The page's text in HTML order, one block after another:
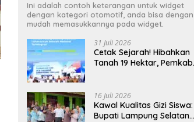
Ini adalah contoh keterangan untuk widget
dengan kategori otomotif, anda bisa dengan
mudah memasukkannya pada widget.
31 Juli 2026
Cetak Sejarah! Hibahkan
Tanah 19 Hektar, Pemkab
Terintegrasi Pertama di
Lampung
16 Juli 2026
Kawal Kualitas Gizi Siswa:
Bupati Lampung Selatan